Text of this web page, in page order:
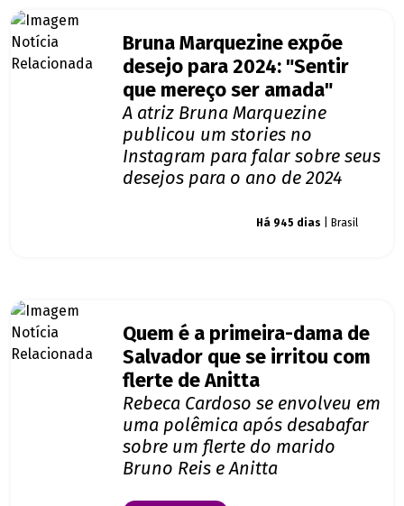
Bruna Marquezine expõe
desejo para 2024: "Sentir
que mereço ser amada"
A atriz Bruna Marquezine
publicou um stories no
Instagram para falar sobre seus
desejos para o ano de 2024
Há 945 dias | Brasil
Quem é a primeira-dama de
Salvador que se irritou com
flerte de Anitta
Rebeca Cardoso se envolveu em
uma polêmica após desabafar
sobre um flerte do marido
Bruno Reis e Anitta